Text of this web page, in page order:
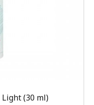
Light (30 ml)